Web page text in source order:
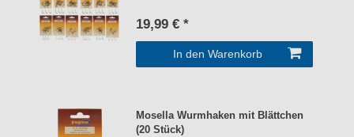
19,99 € *
In den Warenkorb
Mosella Wurmhaken mit Blättchen
(20 Stück)